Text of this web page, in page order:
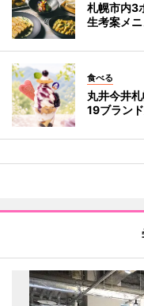
札幌市内3
生考案メ
食べる
丸井今井
19ブラン